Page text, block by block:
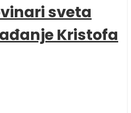
sveta
Kristofa